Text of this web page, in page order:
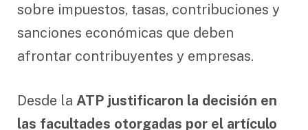
sobre impuestos, tasas, contribuciones y
sanciones económicas que deben
afrontar contribuyentes y empresas.
Desde la ATP justificaron la decisión en
las facultades otorgadas por el artículo